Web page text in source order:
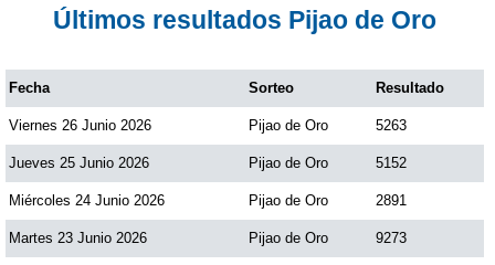
Paisita Noche
Pick 3 Día
Pick 3 Noche
Últimos resultados Pijao de Oro
Fecha Sorteo Resultado
Viernes 26 Junio 2026 Pijao de Oro 5263
Jueves 25 Junio 2026 Pijao de Oro 5152
Miércoles 24 Junio 2026 Pijao de Oro 2891
Martes 23 Junio 2026 Pijao de Oro 9273